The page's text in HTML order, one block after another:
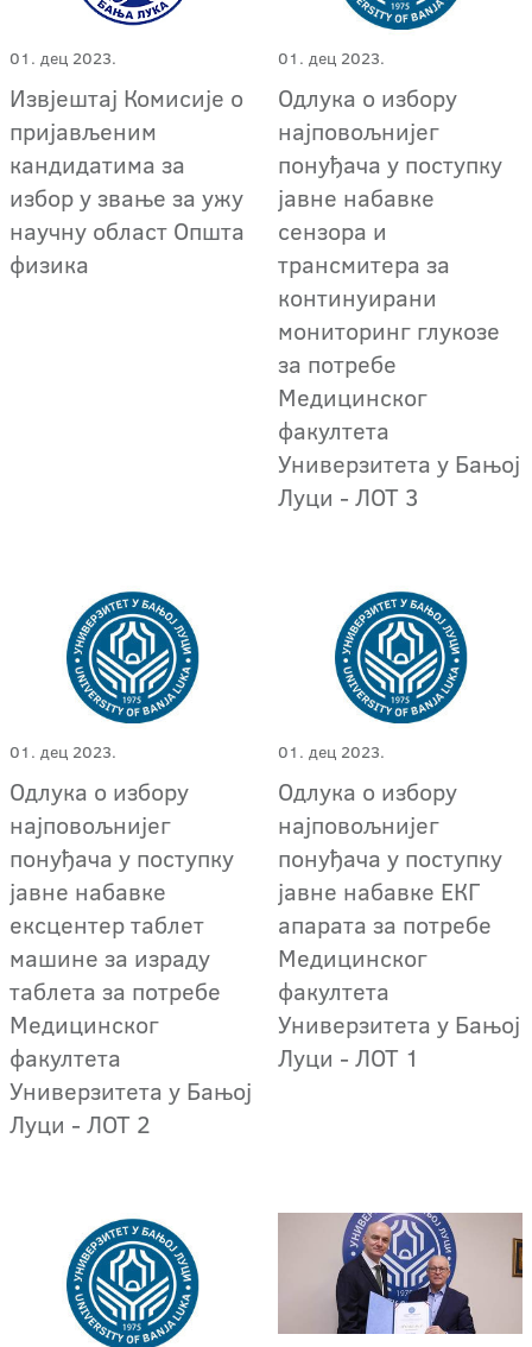
01. дец 2023.
Извјештај Комисије о
пријављеним
кандидатима за
избор у звање за ужу
научну област Општа
физика
01. дец 2023.
Одлука о избору
најповољнијег
понуђача у поступку
јавне набавке
сензора и
трансмитера за
континуирани
мониторинг глукозе
за потребе
Медицинског
факултета
Универзитета у Бањој
Луци - ЛОТ 3
01. дец 2023.
Одлука о избору
најповољнијег
понуђача у поступку
јавне набавке
ексцентер таблет
машине за израду
таблета за потребе
Медицинског
факултета
Универзитета у Бањој
Луци - ЛОТ 2
01. дец 2023.
Одлука о избору
најповољнијег
понуђача у поступку
јавне набавке EКГ
апарата за потребе
Медицинског
факултета
Универзитета у Бањој
Луци - ЛОТ 1